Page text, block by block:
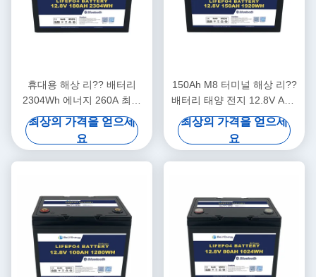
휴대용 해상 리?? 배터리
2304Wh 에너지 260A 최고
충전 12.8V180Ah
최상의 가격을 얻으세
요
150Ah M8 터미널 해상 리??
배터리 태양 전지 12.8V ABS
케이스
최상의 가격을 얻으세
요